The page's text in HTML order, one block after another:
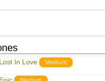
In Love Medium